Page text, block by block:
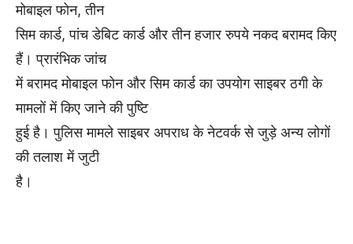
मोबाइल फोन, तीन
सिम कार्ड, पांच डेबिट कार्ड और तीन हजार रुपये नकद बरामद किए
हैं। प्रारंभिक जांच
में बरामद मोबाइल फोन और सिम कार्ड का उपयोग साइबर ठगी के
मामलों में किए जाने की पुष्टि
हुई है। पुलिस मामले साइबर अपराध के नेटवर्क से जुड़े अन्य लोगों
की तलाश में जुटी
है।